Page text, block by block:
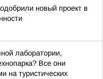
новый проект в
лаборатории,
Все они
на туристических